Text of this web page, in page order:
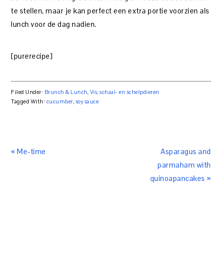
te stellen, maar je kan perfect een extra portie voorzien als
lunch voor de dag nadien.
[purerecipe]
Filed Under: Brunch & Lunch, Vis, schaal- en schelpdieren
Tagged With: cucumber, soy sauce
« Me-time
Asparagus and
parmaham with
quinoapancakes »